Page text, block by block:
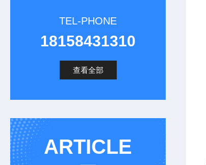
TEL-PHONE
18158431310
查看全部
ARTICLE